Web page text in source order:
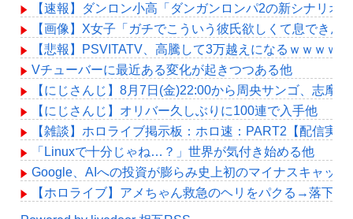
【速報】ダンロン小高「ダンガンロンパ2の新シナリオ
【画像】X女子「ガチでこういう彼氏欲しくて息できん
【悲報】PSVITATV、高騰して3万越えになるｗｗｗｗ
Vチューバーに最近ある変化が起きつつある他
【にじさんじ】8月7日(金)22:00から周央サンゴ、志摩
【にじさんじ】オリバー久しぶりに100連で入手他
【雑談】ホロライブ掲示板：ホロ速：PART2【配信実
「Linuxで十分じゃね…？」世界が気付き始める他
Google、AIへの投資が膨らみ史上初のマイナスキャッ
【ホロライブ】アメちゃん救急のヘリをパクる→落下【